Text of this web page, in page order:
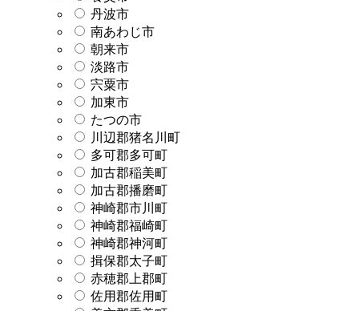
丹波市
南あわじ市
朝来市
淡路市
宍粟市
加東市
たつの市
川辺郡猪名川町
多可郡多可町
加古郡稲美町
加古郡播磨町
神崎郡市川町
神崎郡福崎町
神崎郡神河町
揖保郡太子町
赤穂郡上郡町
佐用郡佐用町